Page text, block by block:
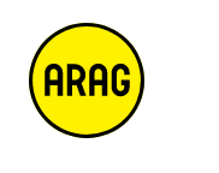
ts
ei
te
m
a
p